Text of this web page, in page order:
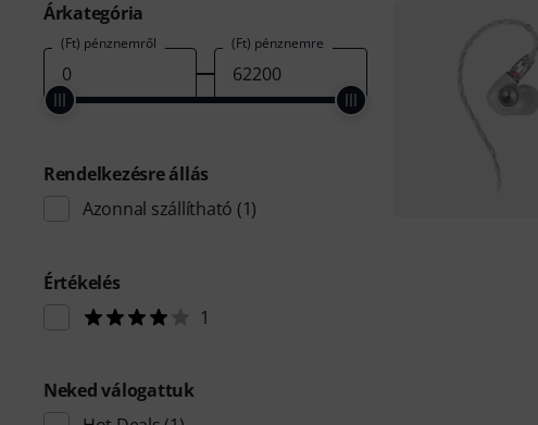
Árkategória
(Ft) pénznemről (Ft) pénznemre
Rendelkezésre állás
Azonnal szállítható (1)
Értékelés
1
Neked válogattuk